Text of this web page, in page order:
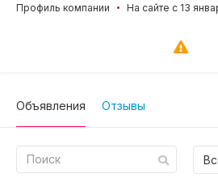
Профиль компании
На сайте с 13
Объявления Отзывы